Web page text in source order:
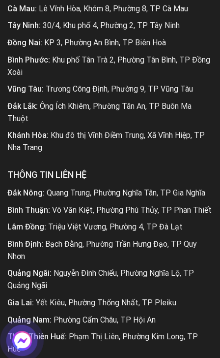
Cà Mau: Lê Vĩnh Hòa, Khóm 8, Phường 8, TP Cà Mau
Tây Ninh: 30/4, Khu phố 4, Phường 2, TP Tây Ninh
Đồng Nai: KP 3, Phường An Bình, TP Biên Hoà
Bình Phước: Khu phố Tân Trà 2, Phường Tân Bình, TP Đồng
Xoài
Vũng Tàu: Trương Công Định, Phường 9, TP Vũng Tàu
Đắk Lắk: Ông Ích Khiêm, Phường Tân An, TP Buôn Ma
Thuột
Khánh Hòa: Khu đô thị Vĩnh Điềm Trung, Xã Vĩnh Hiệp, TP
Nha Trang
THÔNG TIN LIÊN HỆ
Đắk Nông: Quang Trung, Phường Nghĩa Tân, TP Gia Nghĩa
Bình Thuận: Võ Văn Kiệt, Phường Phú Thủy, TP Phan Thiết
Lâm Đồng: Triệu Việt Vương, Phường 4, TP Đà Lạt
Bình Định: Bạch Đằng, Phường Trần Hưng Đạo, TP Quy
Nhơn
Quảng Ngãi: Nguyễn Đình Chiểu, Phường Nghĩa Lộ, TP
Quảng Ngãi
Gia Lai: Yết Kiêu, Phường Thống Nhất, TP Pleiku
Quảng Nam: Phường Cẩm Châu, TP Hội An
Thừa Thiên Huế: Phạm Thị Liên, Phường Kim Long, TP
Huế